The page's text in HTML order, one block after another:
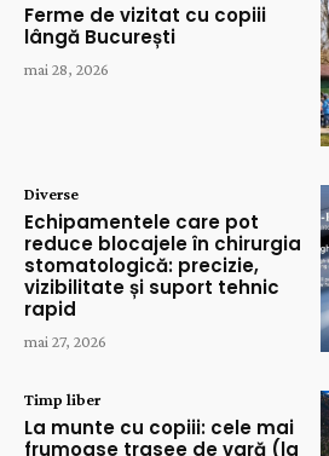
Ferme de vizitat cu copiii
lângă București
mai 28, 2026
Diverse
Echipamentele care pot
reduce blocajele în chirurgia
stomatologică: precizie,
vizibilitate și suport tehnic
rapid
mai 27, 2026
Timp liber
La munte cu copiii: cele mai
frumoase trasee de vară (la